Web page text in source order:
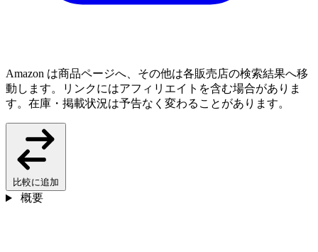
Amazon は商品ページへ、その他は各販売店の検索結果へ移
動します。リンクにはアフィリエイトを含む場合がありま
す。在庫・掲載状況は予告なく変わることがあります。
比較に追加
概要